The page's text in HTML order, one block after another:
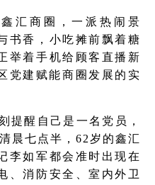
汇商圈，一派热闹景
书香，小吃摊前飘着糖
举着手机给顾客直播新
建赋能商圈发展的实
提醒自己是一名党员，
晨七点半，62岁的鑫汇
李如军都会准时出现在
、消防安全、室内外卫